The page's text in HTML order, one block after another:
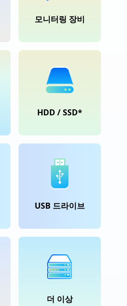
모니터링 장비
HDD / SSD*
USB 드라이브
더 이상